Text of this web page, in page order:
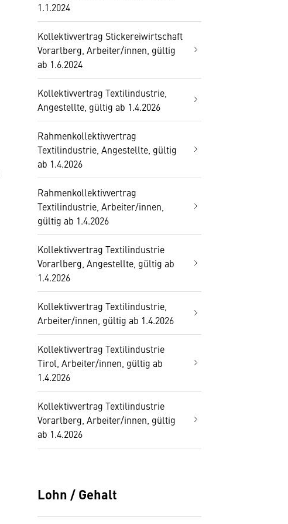
1.1.2024
Kollektivvertrag Stickereiwirtschaft
Vorarlberg, Arbeiter/innen, gültig
ab 1.6.2024
Kollektivvertrag Textilindustrie,
Angestellte, gültig ab 1.4.2026
Rahmenkollektivvertrag
Textilindustrie, Angestellte, gültig
ab 1.4.2026
Rahmenkollektivvertrag
Textilindustrie, Arbeiter/innen,
gültig ab 1.4.2026
Kollektivvertrag Textilindustrie
Vorarlberg, Angestellte, gültig ab
1.4.2026
Kollektivvertrag Textilindustrie,
Arbeiter/innen, gültig ab 1.4.2026
Kollektivvertrag Textilindustrie
Tirol, Arbeiter/innen, gültig ab
1.4.2026
Kollektivvertrag Textilindustrie
Vorarlberg, Arbeiter/innen, gültig
ab 1.4.2026
Lohn / Gehalt